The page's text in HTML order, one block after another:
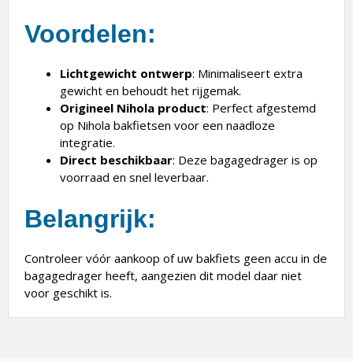
Voordelen:
Lichtgewicht ontwerp: Minimaliseert extra
gewicht en behoudt het rijgemak.
Origineel Nihola product: Perfect afgestemd
op Nihola bakfietsen voor een naadloze
integratie.
Direct beschikbaar: Deze bagagedrager is op
voorraad en snel leverbaar.
Belangrijk:
Controleer vóór aankoop of uw bakfiets geen accu in de
bagagedrager heeft, aangezien dit model daar niet
voor geschikt is.